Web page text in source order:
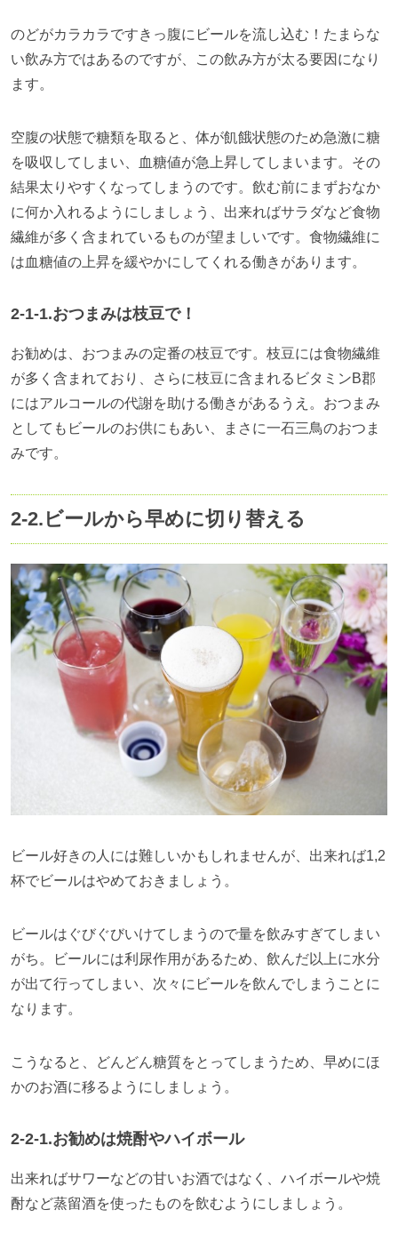
のどがカラカラですきっ腹にビールを流し込む！たまらな
い飲み方ではあるのですが、この飲み方が太る要因になり
ます。
空腹の状態で糖類を取ると、体が飢餓状態のため急激に糖
を吸収してしまい、血糖値が急上昇してしまいます。その
結果太りやすくなってしまうのです。飲む前にまずおなか
に何か入れるようにしましょう、出来ればサラダなど食物
繊維が多く含まれているものが望ましいです。食物繊維に
は血糖値の上昇を緩やかにしてくれる働きがあります。
2-1-1.おつまみは枝豆で！
お勧めは、おつまみの定番の枝豆です。枝豆には食物繊維
が多く含まれており、さらに枝豆に含まれるビタミンB郡
にはアルコールの代謝を助ける働きがあるうえ。おつまみ
としてもビールのお供にもあい、まさに一石三鳥のおつま
みです。
2-2. ビールから早めに切り替える
ビール好きの人には難しいかもしれませんが、出来れば1,2
杯でビールはやめておきましょう。
ビールはぐびぐびいけてしまうので量を飲みすぎてしまい
がち。ビールには利尿作用があるため、飲んだ以上に水分
が出て行ってしまい、次々にビールを飲んでしまうことに
なります。
こうなると、どんどん糖質をとってしまうため、早めにほ
かのお酒に移るようにしましょう。
2-2-1.お勧めは焼酎やハイボール
出来ればサワーなどの甘いお酒ではなく、ハイボールや焼
酎など蒸留酒を使ったものを飲むようにしましょう。